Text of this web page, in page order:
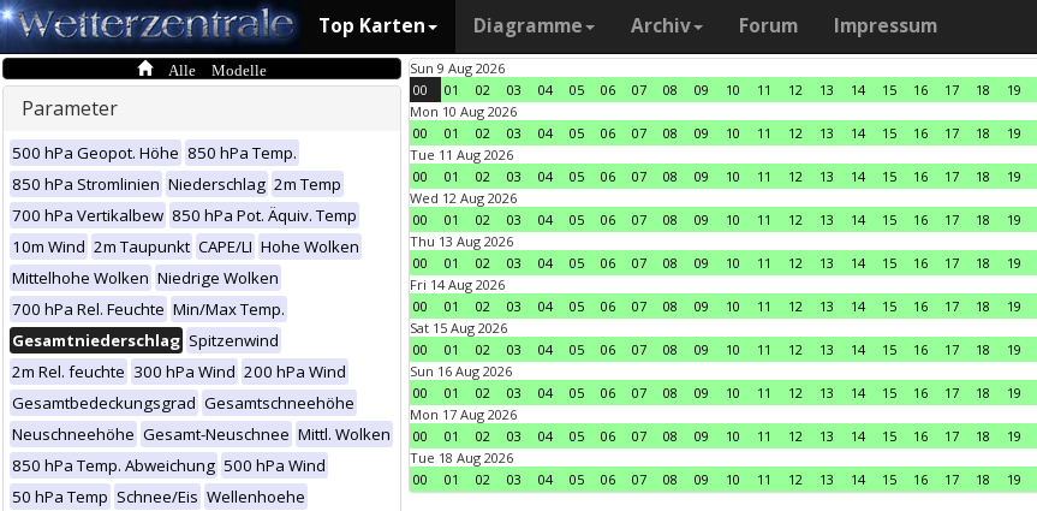
Top Karten Diagramme Archiv Forum Impressum
Alle Modelle
Parameter
500 hPa Geopot. Höhe 850 hPa Temp.
850 hPa Stromlinien Niederschlag 2m Temp
700 hPa Vertikalbew 850 hPa Pot. Äquiv. Temp
10m Wind 2m Taupunkt CAPE/LI Hohe Wolken
Mittelhohe Wolken Niedrige Wolken
700 hPa Rel. Feuchte Min/Max Temp.
Gesamtniederschlag Spitzenwind
2m Rel. feuchte 300 hPa Wind 200 hPa Wind
Gesamtbedeckungsgrad Gesamtschneehöhe
Neuschneehöhe Gesamt-Neuschnee Mittl. Wolken
850 hPa Temp. Abweichung 500 hPa Wind
50 hPa Temp Schnee/Eis Wellenhoehe
Sun 9 Aug 2026
00
01 02 03 04 05 06 07 08 09 10 11 12 13 14 15 16 17 18 19
Mon 10 Aug 2026
00
01 02 03 04 05 06 07 08 09 10 11 12 13 14 15 16 17 18 19
Tue 11 Aug 2026
00
01 02 03 04 05 06 07 08 09 10 11 12 13 14 15 16 17 18 19
Wed 12 Aug 2026
00
01 02 03 04 05 06 07 08 09 10 11 12 13 14 15 16 17 18 19
Thu 13 Aug 2026
00
01 02 03 04 05 06 07 08 09 10 11 12 13 14 15 16 17 18 19
Fri 14 Aug 2026
00
01 02 03 04 05 06 07 08 09 10 11 12 13 14 15 16 17 18 19
Sat 15 Aug 2026
00
01 02 03 04 05 06 07 08 09 10 11 12 13 14 15 16 17 18 19
Sun 16 Aug 2026
00
01 02 03 04 05 06 07 08 09 10 11 12 13 14 15 16 17 18 19
Mon 17 Aug 2026
00
01 02 03 04 05 06 07 08 09 10 11 12 13 14 15 16 17 18 19
Tue 18 Aug 2026
00
01 02 03 04 05 06 07 08 09 10 11 12 13 14 15 16 17 18 19